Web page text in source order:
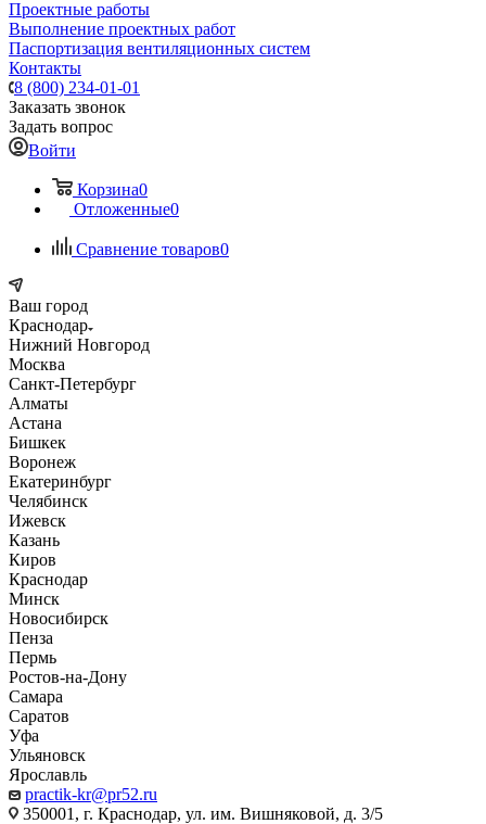
Проектные работы
Выполнение проектных работ
Паспортизация вентиляционных систем
Контакты
8 (800) 234-01-01
Заказать звонок
Задать вопрос
Войти
Корзина0
Отложенные0
Сравнение товаров0
Ваш город
Краснодар
Нижний Новгород
Москва
Санкт-Петербург
Алматы
Астана
Бишкек
Воронеж
Екатеринбург
Челябинск
Ижевск
Казань
Киров
Краснодар
Минск
Новосибирск
Пенза
Пермь
Ростов-на-Дону
Самара
Саратов
Уфа
Ульяновск
Ярославль
practik-kr@pr52.ru
350001, г. Краснодар, ул. им. Вишняковой, д. 3/5